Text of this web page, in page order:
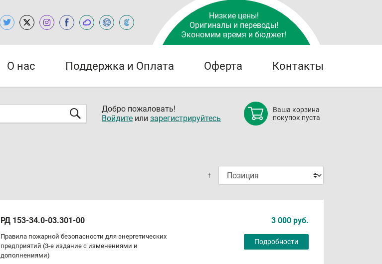
Низкие цены!
Оригиналы и переводы!
Экономим время и бюджет!
О нас Поддержка и Оплата Оферта Контакты
Добро пожаловать!
Войдите или зарегистрируйтесь
Ваша корзина
покупок пуста
↑
РД 153-34.0-03.301-00
Правила пожарной безопасности для энергетических
предприятий (3-е издание с изменениями и
дополнениями)
3 000 руб.
Подробности